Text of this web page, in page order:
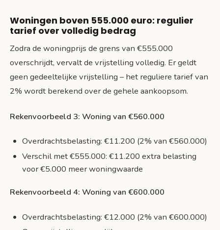
Woningen boven 555.000 euro: regulier
tarief over volledig bedrag
Zodra de woningprijs de grens van €555.000
overschrijdt, vervalt de vrijstelling volledig. Er geldt
geen gedeeltelijke vrijstelling – het reguliere tarief van
2% wordt berekend over de gehele aankoopsom.
Rekenvoorbeeld 3: Woning van €560.000
Overdrachtsbelasting: €11.200 (2% van €560.000)
Verschil met €555.000: €11.200 extra belasting
voor €5.000 meer woningwaarde
Rekenvoorbeeld 4: Woning van €600.000
Overdrachtsbelasting: €12.000 (2% van €600.000)